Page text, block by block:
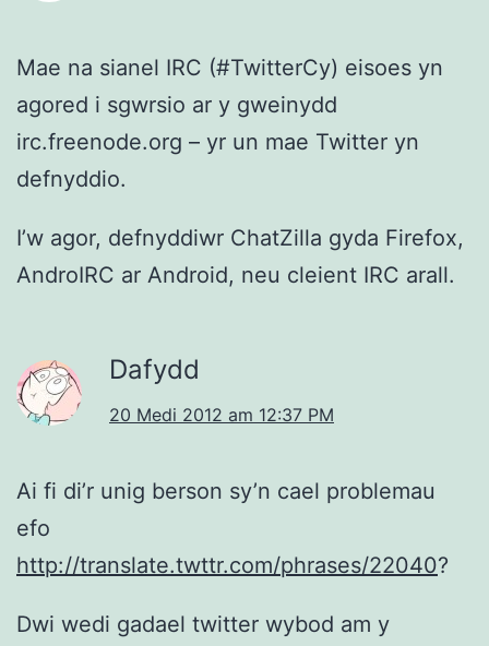
Mae na sianel IRC (#TwitterCy) eisoes yn
agored i sgwrsio ar y gweinydd
irc.freenode.org – yr un mae Twitter yn
defnyddio.
I’w agor, defnyddiwr ChatZilla gyda Firefox,
AndroIRC ar Android, neu cleient IRC arall.
Dafydd
20 Medi 2012 am 12:37 PM
Ai fi di’r unig berson sy’n cael problemau
efo
http://translate.twttr.com/phrases/22040?
Dwi wedi gadael twitter wybod am y